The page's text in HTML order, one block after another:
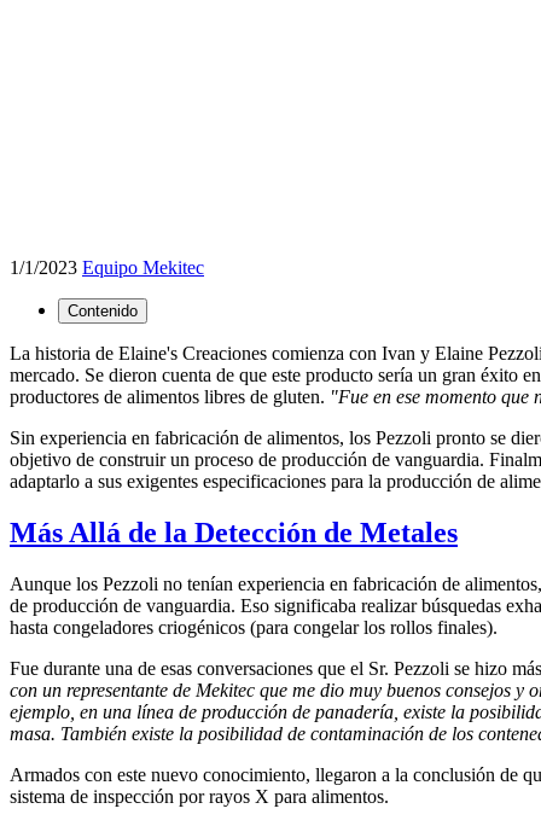
1/1/2023 Equipo Mekitec
Contenido
La historia de Elaine's Creaciones comienza con Ivan y Elaine
mercado. Se dieron cuenta de que este producto sería un gran éxito
productores de alimentos libres de gluten. "Fue en ese momento que
Sin experiencia en fabricación de alimentos, los Pezzoli pronto se
objetivo de construir un proceso de producción de vanguardia.
adaptarlo a sus exigentes especificaciones para la producción de
Más Allá de la Detección de Metales
Aunque los Pezzoli no tenían experiencia en fabricación de
de producción de vanguardia. Eso significaba realizar búsquedas
hasta congeladores criogénicos (para congelar los rollos finales).
Fue durante una de esas conversaciones que el Sr. Pezzoli se hizo
con un representante de Mekitec que me dio muy buenos consejos
ejemplo, en una línea de producción de panadería, existe la
masa. También existe la posibilidad de contaminación de los
Armados con este nuevo conocimiento, llegaron a la conclusión de
sistema de inspección por rayos X para alimentos.